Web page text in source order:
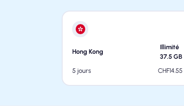
Hong Kong
Illimité
37.5 GB
5 jours
CHF14.55